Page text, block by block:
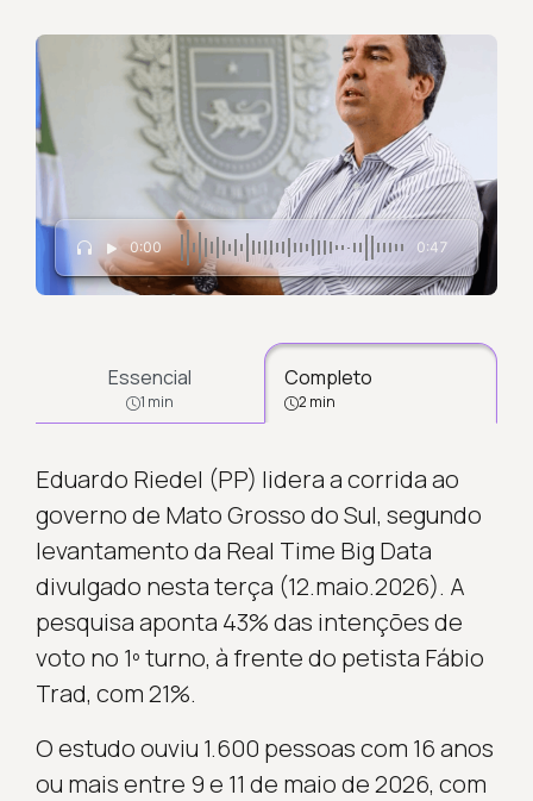
0:00 0:47
Essencial
1 min
Completo
2 min
Eduardo Riedel (PP) lidera a corrida ao
governo de Mato Grosso do Sul, segundo
levantamento da Real Time Big Data
divulgado nesta terça (12.maio.2026). A
pesquisa aponta 43% das intenções de
voto no 1º turno, à frente do petista Fábio
Trad, com 21%.
O estudo ouviu 1.600 pessoas com 16 anos
ou mais entre 9 e 11 de maio de 2026, com